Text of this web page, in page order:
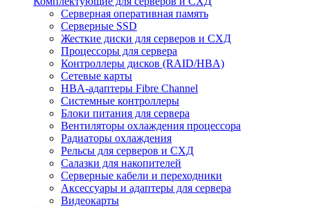
Серверная оперативная память
Серверные SSD
Жесткие диски для серверов и СХД
Процессоры для сервера
Контроллеры дисков (RAID/HBA)
Сетевые карты
HBA-адаптеры Fibre Channel
Системные контроллеры
Блоки питания для сервера
Вентиляторы охлаждения процессора
Радиаторы охлаждения
Рельсы для серверов и СХД
Салазки для накопителей
Серверные кабели и переходники
Аксессуары и адаптеры для сервера
Видеокарты